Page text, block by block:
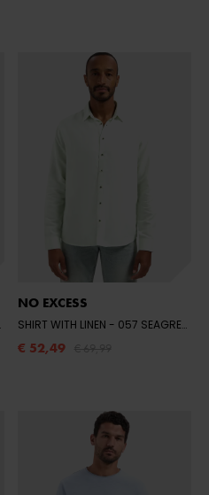
NO EXCESS
SHIRT WITH LINEN - 057 SEAGREEN
€ 52,49